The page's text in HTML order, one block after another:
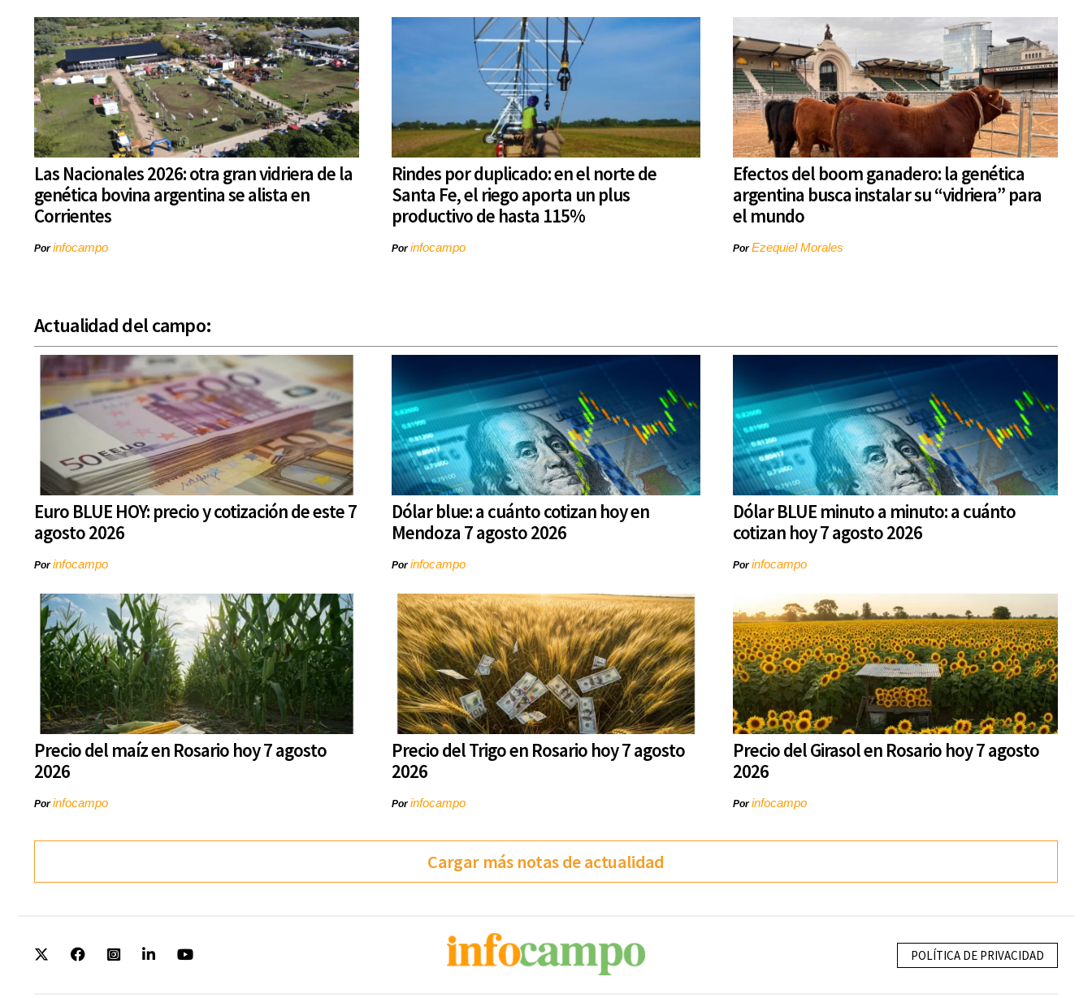
Las Nacionales 2026: otra gran vidriera de la
genética bovina argentina se alista en
Corrientes
Porinfocampo
Rindes por duplicado: en el norte de
Santa Fe, el riego aporta un plus
productivo de hasta 115%
Porinfocampo
Efectos del boom ganadero: la genética
argentina busca instalar su “vidriera” para
el mundo
PorEzequiel Morales
Actualidad del campo:
Euro BLUE HOY: precio y cotización de este 7
agosto 2026
Porinfocampo
Dólar blue: a cuánto cotizan hoy en
Mendoza 7 agosto 2026
Porinfocampo
Dólar BLUE minuto a minuto: a cuánto
cotizan hoy 7 agosto 2026
Porinfocampo
Precio del maíz en Rosario hoy 7 agosto
2026
Porinfocampo
Precio del Trigo en Rosario hoy 7 agosto
2026
Porinfocampo
Precio del Girasol en Rosario hoy 7 agosto
2026
Porinfocampo
Cargar más notas de actualidad
POLÍTICA DE PRIVACIDAD